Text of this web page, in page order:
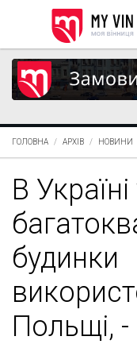
ГОЛОВНА АРХІВ НОВИНИ
В
будинки
Польщі, -